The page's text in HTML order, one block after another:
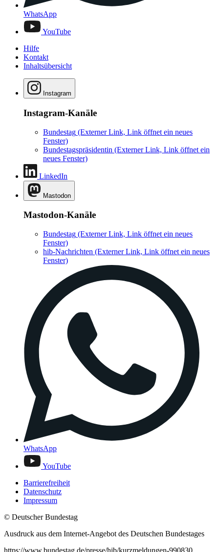
WhatsApp
YouTube
Hilfe
Kontakt
Inhaltsübersicht
Instagram
Instagram-Kanäle
Bundestag (Externer Link, Link öffnet ein neues
Fenster)
Bundestagspräsidentin (Externer Link, Link öffnet ein
neues Fenster)
LinkedIn
Mastodon
Mastodon-Kanäle
Bundestag (Externer Link, Link öffnet ein neues
Fenster)
hib-Nachrichten (Externer Link, Link öffnet ein neues
Fenster)
WhatsApp
YouTube
Barrierefreiheit
Datenschutz
Impressum
© Deutscher Bundestag
Ausdruck aus dem Internet-Angebot des Deutschen Bundestages
https://www.bundestag.de/presse/hib/kurzmeldungen-990830